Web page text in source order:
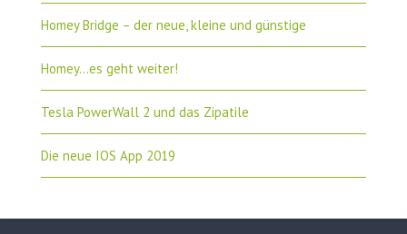
Homey Bridge – der neue, kleine und günstige
Homey…es geht weiter!
Tesla PowerWall 2 und das Zipatile
Die neue IOS App 2019